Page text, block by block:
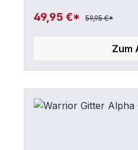
gängigen Helmen
nach CSA, HECC, CE
49,95 €* 59,95 €*
Zum